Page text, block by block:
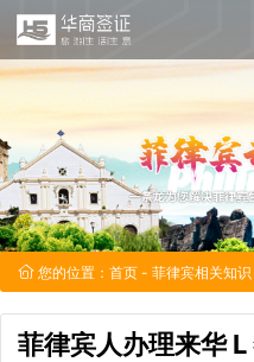
您的位置： 首页 - 菲律宾相关知识